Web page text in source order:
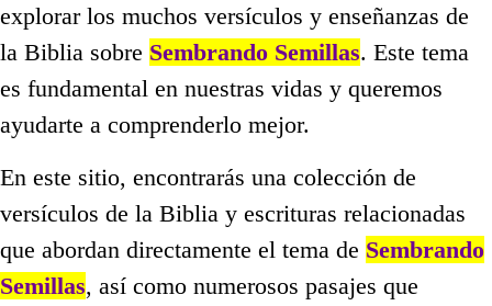
explorar los muchos versículos y enseñanzas de
la Biblia sobre Sembrando Semillas. Este tema
es fundamental en nuestras vidas y queremos
ayudarte a comprenderlo mejor.
En este sitio, encontrarás una colección de
versículos de la Biblia y escrituras relacionadas
que abordan directamente el tema de Sembrando
Semillas, así como numerosos pasajes que